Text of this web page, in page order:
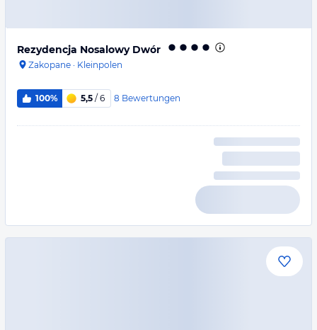
Rezydencja Nosalowy Dwór
Zakopane · Kleinpolen
100% 5,5 / 6 8 Bewertungen